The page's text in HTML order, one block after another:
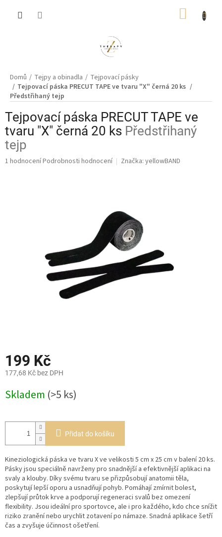
Domů Tejpy a obinadla
Tejpovací pásky
Tejpovací páska PRECUT TAPE ve tvaru "X" černá 20 ks
Předstřihaný tejp
Tejpovací páska PRECUT TAPE ve
tvaru "X" černá 20 ks Předstřihaný
tejp
Průměrné
1 hodnoceníPodrobnosti hodnocení Značka: yellowBAND
199 Kč
177,68 Kč bez DPH
cena:
Skladem (>5 ks)
Přidat do košíku
Kineziologická páska ve tvaru X ve velikosti 5 cm x 25 cm v balení 20 ks.
Pásky jsou speciálně navrženy pro snadnější a efektivnější aplikaci na
svaly a klouby. Díky svému tvaru se přizpůsobují anatomii těla,
poskytují lepší oporu a usnadňují pohyb. Pomáhají zmírnit bolest,
zlepšují průtok krve a podporují regeneraci svalů bez omezení
flexibility. Jsou ideální pro sportovce, ale i pro každého, kdo chce snížit
riziko zranění nebo urychlit zotavení po námaze. Snadná aplikace šetří
čas a zvyšuje účinnost ošetření.